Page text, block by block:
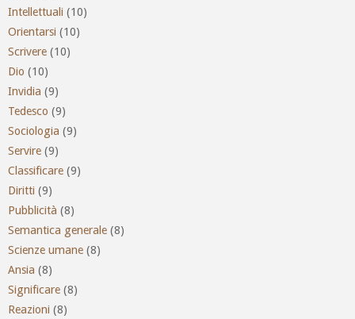
Intellettuali (10)
Orientarsi (10)
Scrivere (10)
Dio (10)
Invidia (9)
Tedesco (9)
Sociologia (9)
Servire (9)
Classificare (9)
Diritti (9)
Pubblicità (8)
Semantica generale (8)
Scienze umane (8)
Ansia (8)
Significare (8)
Reazioni (8)